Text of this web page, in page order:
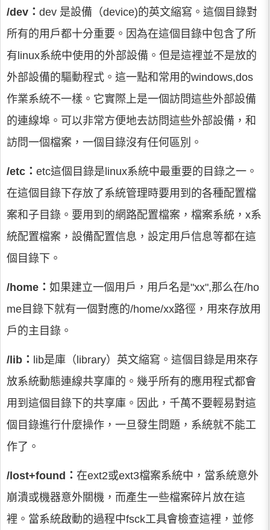
/dev： dev 是設備（device)的英文縮寫。這個目錄對
所有的用戶都十分重要。因為在這個目錄中包含了所
有linux系統中使用的外部設備。但是這裡並不是放的
外部設備的驅動程式。這一點和常用的windows,dos
作業系統不一樣。它實際上是一個訪問這些外部設備
的連線埠。可以非常方便地去訪問這些外部設備，和
訪問一個檔案，一個目錄沒有任何區別。
/etc： etc這個目錄是linux系統中最重要的目錄之一。
在這個目錄下存放了系統管理時要用到的各種配置檔
案和子目錄。要用到的網路配置檔案，檔案系統，x系
統配置檔案，設備配置信息，設定用戶信息等都在這
個目錄下。
/home： 如果建立一個用戶，用戶名是"xx",那么在/ho
me目錄下就有一個對應的/home/xx路徑，用來存放用
戶的主目錄。
/lib： lib是庫（library）英文縮寫。這個目錄是用來存
放系統動態連線共享庫的。幾乎所有的應用程式都會
用到這個目錄下的共享庫。因此，千萬不要輕易對這
個目錄進行什麼操作，一旦發生問題，系統就不能工
作了。
/lost+found： 在ext2或ext3檔案系統中，當系統意外
崩潰或機器意外關機，而產生一些檔案碎片放在這
裡。當系統啟動的過程中fsck工具會檢查這裡，並修